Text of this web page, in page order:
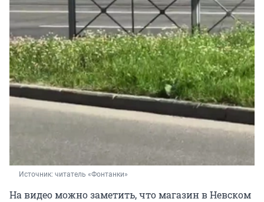
Источник: читатель «Фонтанки»
На видео можно заметить, что магазин в Невском